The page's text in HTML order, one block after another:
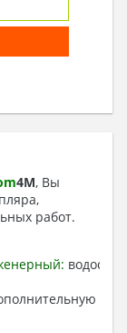
4M, Вы
работ.